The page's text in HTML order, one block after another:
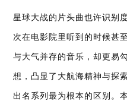
星球大战的片头曲也许识别
次在电影院里听到的时候甚
与大气并存的音乐，却更易
想，凸显了大航海精神与探
出名系列最为根本的区别。